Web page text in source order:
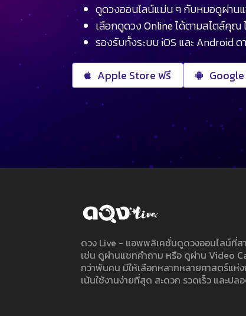
ดูดวงออนไลน์แม่น ๆ กับหมอดูผ่าน
เลือกดูดวง Online ได้ตามสไตล์คุณ
รองรับทั้งระบบ iOS และ Android ด
Apple Store ฟรี
ดวง Live - แอพพลิเคชั่นดูดวงออนไลน์ที่
เช่น ดูผ่านแชทคำถาม หรือ ดูผ่าน Video
กว่าพันคน มีให้เลือกหลากหลายศาสตร์แห่
เน้นใช้งานง่ายที่สุด สะดวก รวดเร็ว และปล